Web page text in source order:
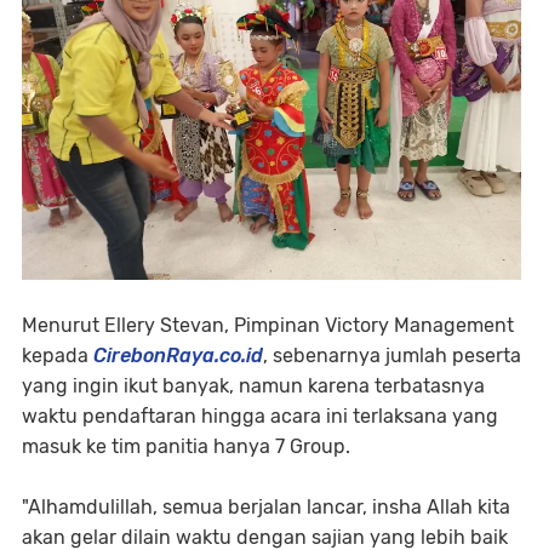
Menurut Ellery Stevan, Pimpinan Victory Management
kepada CirebonRaya.co.id, sebenarnya jumlah peserta
yang ingin ikut banyak, namun karena terbatasnya
waktu pendaftaran hingga acara ini terlaksana yang
masuk ke tim panitia hanya 7 Group.
"Alhamdulillah, semua berjalan lancar, insha Allah kita
akan gelar dilain waktu dengan sajian yang lebih baik